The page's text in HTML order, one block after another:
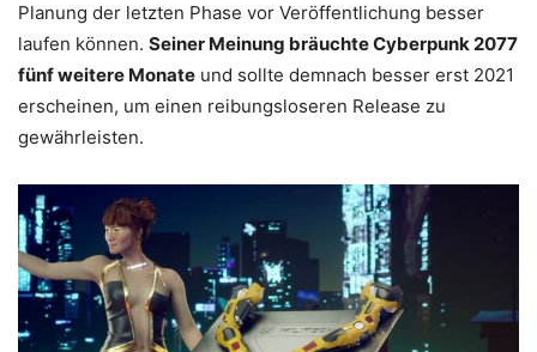
Planung der letzten Phase vor Veröffentlichung besser
laufen können. Seiner Meinung bräuchte Cyberpunk 2077
fünf weitere Monate und sollte demnach besser erst 2021
erscheinen, um einen reibungsloseren Release zu
gewährleisten.